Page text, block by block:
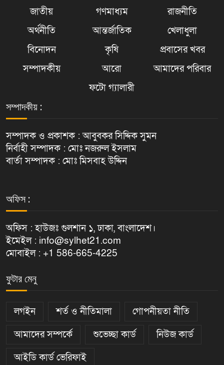
জাতীয়
গণমাধ্যম
রাজনীতি
অর্থনীতি
আন্তর্জাতিক
খেলাধুলা
বিনোদন
কৃষি
প্রবাসের খবর
সম্পাদকীয়
আরো
আমাদের পরিবার
ফটো গ্যালারী
সম্পাদকীয় :
সম্পাদক ও প্রকাশক : আবুবকর সিদ্দিক সুমন
নির্বাহী সম্পাদক : মোঃ নজরুল ইসলাম
বার্তা সম্পাদক : মোঃ মিসবাহ উদ্দিন
অফিস :
অফিস : হাউজঃ গুলশান ১, ঢাকা, বাংলাদেশ।
ইমেইল : info@sylhet21.com
মোবাইল : +1 586-665-4225
ফুটার মেনু
লগইন শর্ত ও নীতিমালা
গোপনীয়তা নীতি
আমাদের সম্পর্কে
শুভেচ্ছা কার্ড
নিউজ কার্ড
আইডি কার্ড ভেরিফাই